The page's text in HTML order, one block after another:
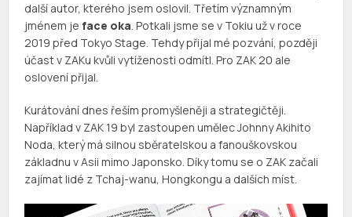
další autor, kterého jsem oslovil. Třetím významným
jménem jeface oka. Potkali jsme se v Tokiu už v roce
2019 před Tokyo Stage. Tehdy přijal mé pozvání, později
účast v ZAKu kvůli vytíženosti odmítl. Pro ZAK 20 ale
oslovení přijal.
Kurátování dnes řeším promyšleněji a strategičtěji.
Například v ZAK 19 byl zastoupen umělec Johnny Akihito
Noda, který má silnou sběratelskou a fanouškovskou
základnu v Asii mimo Japonsko. Díky tomu se o ZAK začali
zajímat lidé z Tchaj-wanu, Hongkongu a dalších míst.